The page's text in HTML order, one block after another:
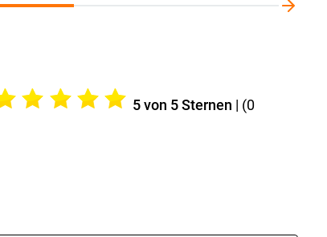
5von 5 Sternen | (0